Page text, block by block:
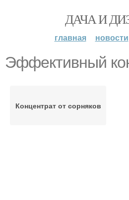
ДАЧА И
главная новости
Эффективный
Концентрат от сорняков